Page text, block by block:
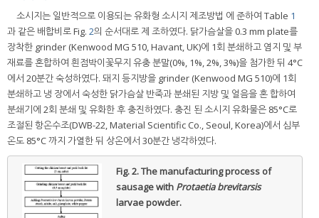
소시지는 일반적으로 이용되는 유화형 소시지 제조방법 에 준하여 Table 1
과 같은 배합비로 Fig. 2의 순서대로 제 조하였다. 닭가슴살을 0.3 mm plate를
장착한 grinder (Kenwood MG 510, Havant, UK)에 1회 분쇄하고 염지 및 부
재료를 혼합하여 흰점박이꽃무지 유충 분말(0%, 1%, 2%, 3%)을 첨가한 뒤 4°C
에서 20분간 숙성하였다. 돼지 등지방을 grinder (Kenwood MG 510)에 1회
분쇄하고 냉 장에서 숙성한 닭가슴살 반죽과 분쇄된 지방 및 얼음을 혼 합하여
분쇄기에 2회 분쇄 및 유화한 후 충진하였다. 충진 된 소시지 유화물은 85°C로
조절된 항온수조(DWB-22, Material Scientific Co., Seoul, Korea)에서 심부
온도 85°C 까지 가열한 뒤 상온에서 30분간 냉각하였다.
Fig. 2.The manufacturing process of
sausage with Protaetia brevitarsis
larvae powder.